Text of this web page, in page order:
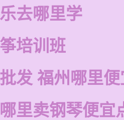
去哪里学
培训班
发 福州哪里
里卖钢琴便宜